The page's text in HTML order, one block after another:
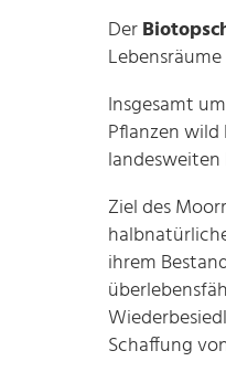
Der
Insgesamt
Pflanzen
Ziel des
ihrem
Schaffung